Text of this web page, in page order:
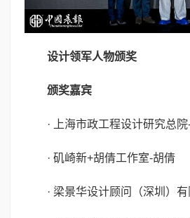
设计领军人物颁奖
颁奖嘉宾
· 上海市政工程设计研究总
· 矶崎新+胡倩工作室-胡倩
· 梁景华设计顾问（深圳）